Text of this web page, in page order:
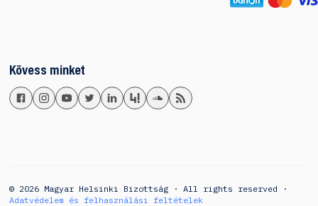
Kövess minket
© 2026 Magyar Helsinki Bizottság · All rights reserved ·
Adatvédelem és felhasználási feltételek